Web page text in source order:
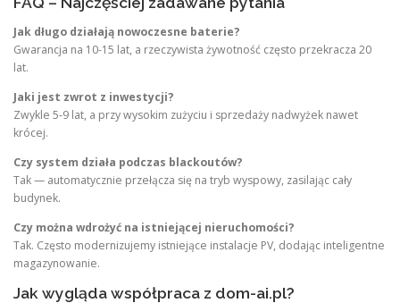
Jak długo działają nowoczesne baterie?
Gwarancja na 10-15 lat, a rzeczywista żywotność często przekracza 20
lat.
Jaki jest zwrot z inwestycji?
Zwykle 5-9 lat, a przy wysokim zużyciu i sprzedaży nadwyżek nawet
krócej.
Czy system działa podczas blackoutów?
Tak — automatycznie przełącza się na tryb wyspowy, zasilając cały
budynek.
Czy można wdrożyć na istniejącej nieruchomości?
Tak. Często modernizujemy istniejące instalacje PV, dodając inteligentne
magazynowanie.
Jak wygląda współpraca z dom-ai.pl?